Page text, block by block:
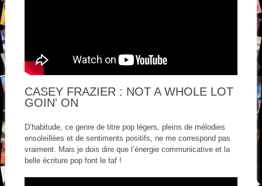
CASEY FRAZIER : NOT A WHOLE LOT
GOIN' ON
D’habitude, ce genre de titre pop légers, pleins de mélodies
ensoleillées et de sentiments positifs, ne me correspond pas
vraiment. Mais je dois dire que l’énergie communicative et la
belle écriture pop font le taf !